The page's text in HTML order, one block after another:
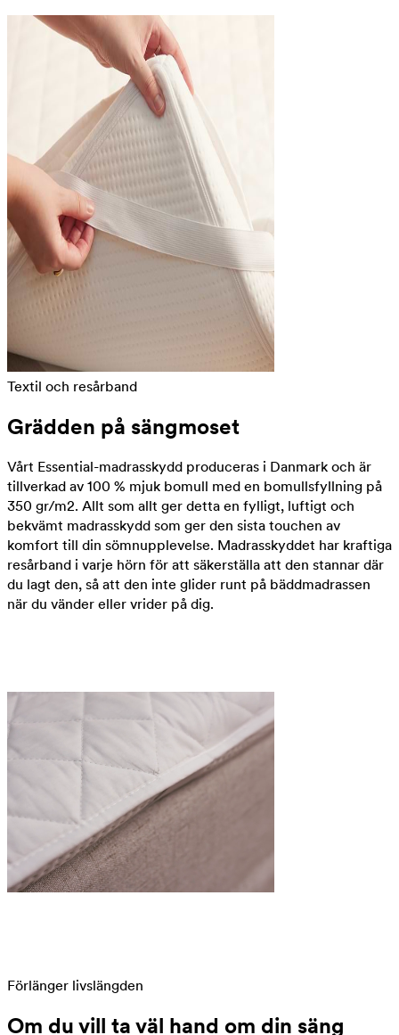
Textil och resårband
Grädden på sängmoset
Vårt Essential-madrasskydd produceras i Danmark och är
tillverkad av 100 % mjuk bomull med en bomullsfyllning på
350 gr/m2. Allt som allt ger detta en fylligt, luftigt och
bekvämt madrasskydd som ger den sista touchen av
komfort till din sömnupplevelse. Madrasskyddet har kraftiga
resårband i varje hörn för att säkerställa att den stannar där
du lagt den, så att den inte glider runt på bäddmadrassen
när du vänder eller vrider på dig.
Förlänger livslängden
Om du vill ta väl hand om din säng